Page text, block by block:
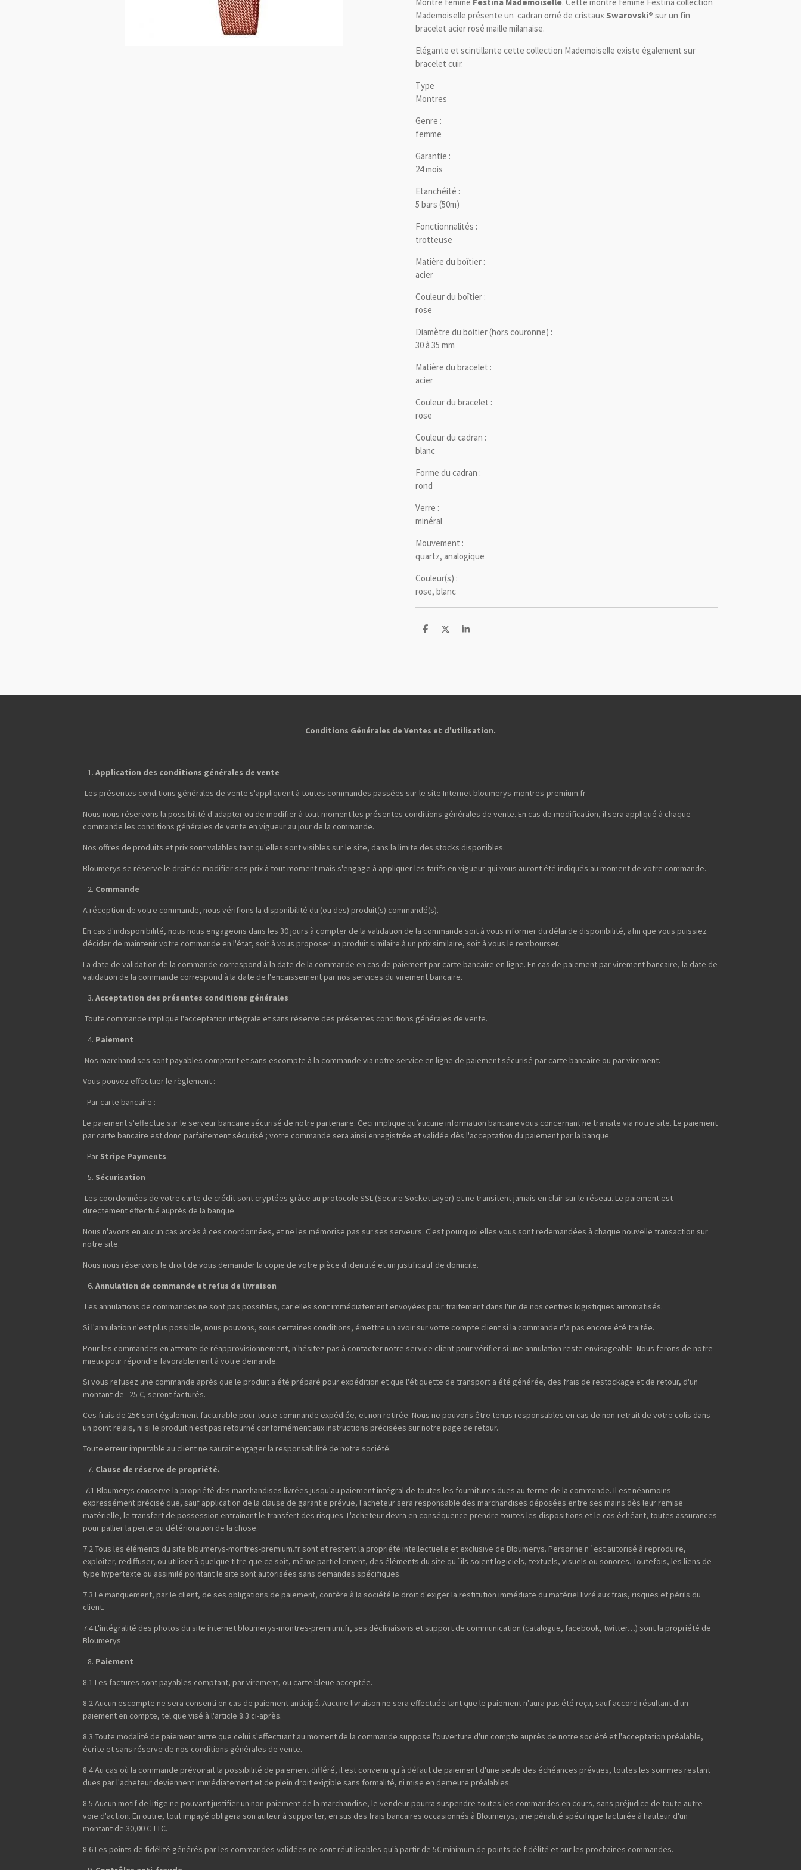
Mademoiselle présente un cadran orné de cristaux Swarovski® sur un fin
bracelet acier rosé maille milanaise.
Elégante et scintillante cette collection Mademoiselle existe également sur
bracelet cuir.
Type
Montres
Genre :
femme
Garantie :
24 mois
Etanchéité :
5 bars (50m)
Fonctionnalités :
trotteuse
Matière du boîtier :
acier
Couleur du boîtier :
rose
Diamètre du boitier (hors couronne) :
30 à 35 mm
Matière du bracelet :
acier
Couleur du bracelet :
rose
Couleur du cadran :
blanc
Forme du cadran :
rond
Verre :
minéral
Mouvement :
quartz, analogique
Couleur(s) :
rose, blanc
P
r
P
r
P
r
Conditions Générales de Ventes et d'utilisation.
Application des conditions générales de vente
Les présentes conditions générales de vente s'appliquent à toutes commandes passées sur le site Internet bloumerys-montres-premium.fr
Nous nous réservons la possibilité d'adapter ou de modifier à tout moment les présentes conditions générales de vente. En cas de modification, il sera appliqué à chaque
commande les conditions générales de vente en vigueur au jour de la commande.
Nos offres de produits et prix sont valables tant qu'elles sont visibles sur le site, dans la limite des stocks disponibles.
Bloumerys se réserve le droit de modifier ses prix à tout moment mais s'engage à appliquer les tarifs en vigueur qui vous auront été indiqués au moment de votre commande.
Commande
A réception de votre commande, nous vérifions la disponibilité du (ou des) produit(s) commandé(s).
En cas d'indisponibilité, nous nous engageons dans les 30 jours à compter de la validation de la commande soit à vous informer du délai de disponibilité, afin que vous puissiez
décider de maintenir votre commande en l'état, soit à vous proposer un produit similaire à un prix similaire, soit à vous le rembourser.
La date de validation de la commande correspond à la date de la commande en cas de paiement par carte bancaire en ligne. En cas de paiement par virement bancaire, la date de
validation de la commande correspond à la date de l'encaissement par nos services du virement bancaire.
Acceptation des présentes conditions générales
Toute commande implique l'acceptation intégrale et sans réserve des présentes conditions générales de vente.
Paiement
Nos marchandises sont payables comptant et sans escompte à la commande via notre service en ligne de paiement sécurisé par carte bancaire ou par virement.
Vous pouvez effectuer le règlement :
- Par carte bancaire :
Le paiement s'effectue sur le serveur bancaire sécurisé de notre partenaire. Ceci implique qu’aucune information bancaire vous concernant ne transite via notre site. Le paiement
par carte bancaire est donc parfaitement sécurisé ; votre commande sera ainsi enregistrée et validée dès l'acceptation du paiement par la banque.
- Par Stripe Payments
Sécurisation
Les coordonnées de votre carte de crédit sont cryptées grâce au protocole SSL (Secure Socket Layer) et ne transitent jamais en clair sur le réseau. Le paiement est
directement effectué auprès de la banque.
Nous n'avons en aucun cas accès à ces coordonnées, et ne les mémorise pas sur ses serveurs. C'est pourquoi elles vous sont redemandées à chaque nouvelle transaction sur
notre site.
Nous nous réservons le droit de vous demander la copie de votre pièce d'identité et un justificatif de domicile.
Annulation de commande et refus de livraison
Les annulations de commandes ne sont pas possibles, car elles sont immédiatement envoyées pour traitement dans l'un de nos centres logistiques automatisés.
Si l'annulation n'est plus possible, nous pouvons, sous certaines conditions, émettre un avoir sur votre compte client si la commande n'a pas encore été traitée.
Pour les commandes en attente de réapprovisionnement, n'hésitez pas à contacter notre service client pour vérifier si une annulation reste envisageable. Nous ferons de notre
mieux pour répondre favorablement à votre demande.
Si vous refusez une commande après que le produit a été préparé pour expédition et que l'étiquette de transport a été générée, des frais de restockage et de retour, d'un
montant de 25 €, seront facturés.
Ces frais de 25€ sont également facturable pour toute commande expédiée, et non retirée. Nous ne pouvons être tenus responsables en cas de non-retrait de votre colis dans
un point relais, ni si le produit n'est pas retourné conformément aux instructions précisées sur notre page de retour.
Toute erreur imputable au client ne saurait engager la responsabilité de notre société.
Clause de réserve de propriété.
7.1 Bloumerys conserve la propriété des marchandises livrées jusqu'au paiement intégral de toutes les fournitures dues au terme de la commande. Il est néanmoins
expressément précisé que, sauf application de la clause de garantie prévue, l'acheteur sera responsable des marchandises déposées entre ses mains dès leur remise
matérielle, le transfert de possession entraînant le transfert des risques. L'acheteur devra en conséquence prendre toutes les dispositions et le cas échéant, toutes assurances
pour pallier la perte ou détérioration de la chose.
7.2 Tous les éléments du site bloumerys-montres-premium.fr sont et restent la propriété intellectuelle et exclusive de Bloumerys. Personne n´est autorisé à reproduire,
exploiter, rediffuser, ou utiliser à quelque titre que ce soit, même partiellement, des éléments du site qu´ils soient logiciels, textuels, visuels ou sonores. Toutefois, les liens de
type hypertexte ou assimilé pointant le site sont autorisées sans demandes spécifiques.
7.3 Le manquement, par le client, de ses obligations de paiement, confère à la société le droit d'exiger la restitution immédiate du matériel livré aux frais, risques et périls du
client.
7.4 L'intégralité des photos du site internet bloumerys-montres-premium.fr, ses déclinaisons et support de communication (catalogue, facebook, twitter…) sont la propriété de
Bloumerys
Paiement
8.1 Les factures sont payables comptant, par virement, ou carte bleue acceptée.
8.2 Aucun escompte ne sera consenti en cas de paiement anticipé. Aucune livraison ne sera effectuée tant que le paiement n'aura pas été reçu, sauf accord résultant d'un
paiement en compte, tel que visé à l'article 8.3 ci-après.
8.3 Toute modalité de paiement autre que celui s'effectuant au moment de la commande suppose l'ouverture d'un compte auprès de notre société et l'acceptation préalable,
écrite et sans réserve de nos conditions générales de vente.
8.4 Au cas où la commande prévoirait la possibilité de paiement différé, il est convenu qu'à défaut de paiement d'une seule des échéances prévues, toutes les sommes restant
dues par l'acheteur deviennent immédiatement et de plein droit exigible sans formalité, ni mise en demeure préalables.
8.5 Aucun motif de litige ne pouvant justifier un non-paiement de la marchandise, le vendeur pourra suspendre toutes les commandes en cours, sans préjudice de toute autre
voie d'action. En outre, tout impayé obligera son auteur à supporter, en sus des frais bancaires occasionnés à Bloumerys, une pénalité spécifique facturée à hauteur d'un
montant de 30,00 € TTC.
8.6 Les points de fidélité générés par les commandes validées ne sont réutilisables qu'à partir de 5€ minimum de points de fidélité et sur les prochaines commandes.